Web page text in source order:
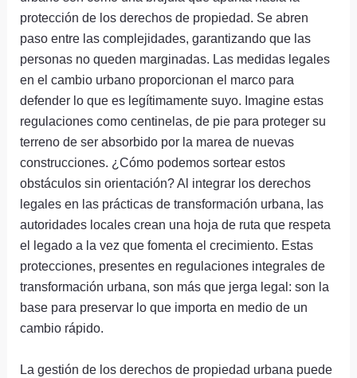
protección de los derechos de propiedad. Se abren
paso entre las complejidades, garantizando que las
personas no queden marginadas. Las medidas legales
en el cambio urbano proporcionan el marco para
defender lo que es legítimamente suyo. Imagine estas
regulaciones como centinelas, de pie para proteger su
terreno de ser absorbido por la marea de nuevas
construcciones. ¿Cómo podemos sortear estos
obstáculos sin orientación? Al integrar los derechos
legales en las prácticas de transformación urbana, las
autoridades locales crean una hoja de ruta que respeta
el legado a la vez que fomenta el crecimiento. Estas
protecciones, presentes en regulaciones integrales de
transformación urbana, son más que jerga legal: son la
base para preservar lo que importa en medio de un
cambio rápido.
La gestión de los derechos de propiedad urbana puede